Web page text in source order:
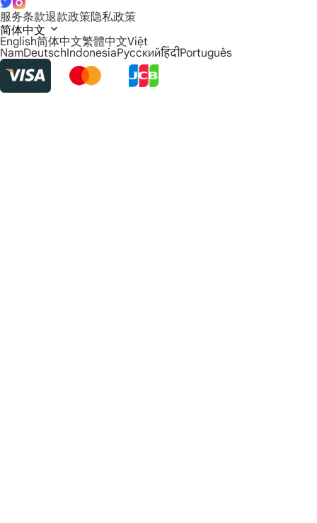
服务条款退款政策隐私政策
简体中文
English简体中文繁體中文Việt
NamDeutschIndonesiaРусскийहिंदीPortuguês